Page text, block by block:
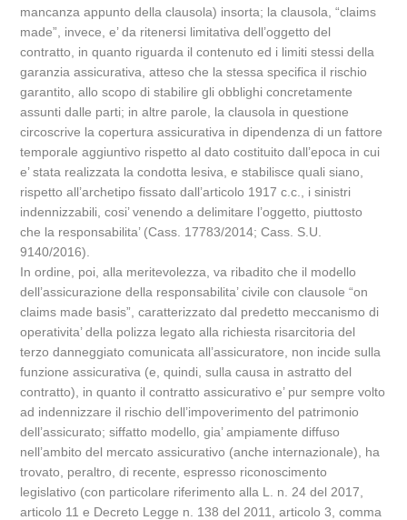
mancanza appunto della clausola) insorta; la clausola, “claims
made”, invece, e’ da ritenersi limitativa dell’oggetto del
contratto, in quanto riguarda il contenuto ed i limiti stessi della
garanzia assicurativa, atteso che la stessa specifica il rischio
garantito, allo scopo di stabilire gli obblighi concretamente
assunti dalle parti; in altre parole, la clausola in questione
circoscrive la copertura assicurativa in dipendenza di un fattore
temporale aggiuntivo rispetto al dato costituito dall’epoca in cui
e’ stata realizzata la condotta lesiva, e stabilisce quali siano,
rispetto all’archetipo fissato dall’articolo 1917 c.c., i sinistri
indennizzabili, cosi’ venendo a delimitare l’oggetto, piuttosto
che la responsabilita’ (Cass. 17783/2014; Cass. S.U.
9140/2016).
In ordine, poi, alla meritevolezza, va ribadito che il modello
dell’assicurazione della responsabilita’ civile con clausole “on
claims made basis”, caratterizzato dal predetto meccanismo di
operativita’ della polizza legato alla richiesta risarcitoria del
terzo danneggiato comunicata all’assicuratore, non incide sulla
funzione assicurativa (e, quindi, sulla causa in astratto del
contratto), in quanto il contratto assicurativo e’ pur sempre volto
ad indennizzare il rischio dell’impoverimento del patrimonio
dell’assicurato; siffatto modello, gia’ ampiamente diffuso
nell’ambito del mercato assicurativo (anche internazionale), ha
trovato, peraltro, di recente, espresso riconoscimento
legislativo (con particolare riferimento alla L. n. 24 del 2017,
articolo 11 e Decreto Legge n. 138 del 2011, articolo 3, comma